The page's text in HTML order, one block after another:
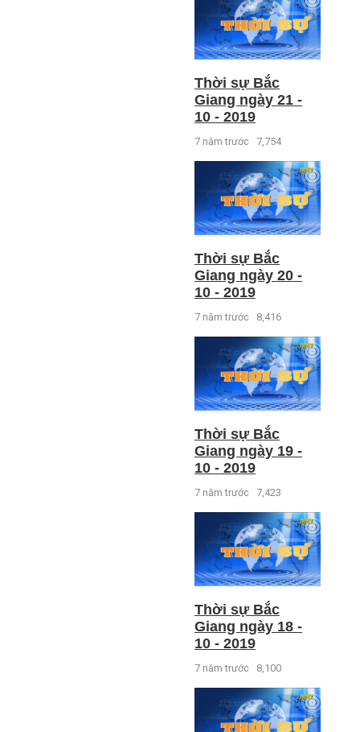
Thời sự Bắc
Giang ngày 21 -
10 - 2019
7 năm trước 7,754
Thời sự Bắc
Giang ngày 20 -
10 - 2019
7 năm trước 8,416
Thời sự Bắc
Giang ngày 19 -
10 - 2019
7 năm trước 7,423
Thời sự Bắc
Giang ngày 18 -
10 - 2019
7 năm trước 8,100